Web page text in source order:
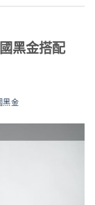
黑金搭配
黑金